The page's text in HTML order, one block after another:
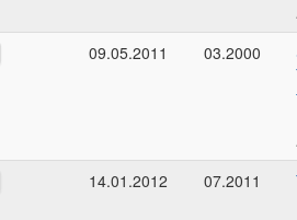
09.05.2011
03.2000
14.01.2012
07.2011